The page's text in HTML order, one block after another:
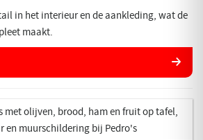
in het interieur en de aankleding, wat de
maakt.